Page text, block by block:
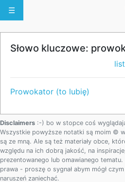
☰
Słowo kluczowe:
Prowokator (to lubię)
Disclaimers :-) bo w stopce coś
Wszystkie powyższe notatki są moim ©
są ze mną. Ale są też materiały obce,
względu na ich dobrą jakość, na
prezentowanego lub omawianego
prawa - proszę o sygnał abym mógł
naruszeń zaniechać.